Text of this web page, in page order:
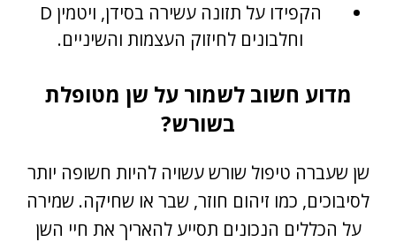
הקפידו על תזונה עשירה בסידן, ויטמין D
וחלבונים לחיזוק העצמות והשיניים.
מדוע חשוב לשמור על שן מטופלת
בשורש?
שן שעברה טיפול שורש עשויה להיות חשופה יותר
לסיבוכים, כמו זיהום חוזר, שבר או שחיקה. שמירה
על הכללים הנכונים תסייע להאריך את חיי השן